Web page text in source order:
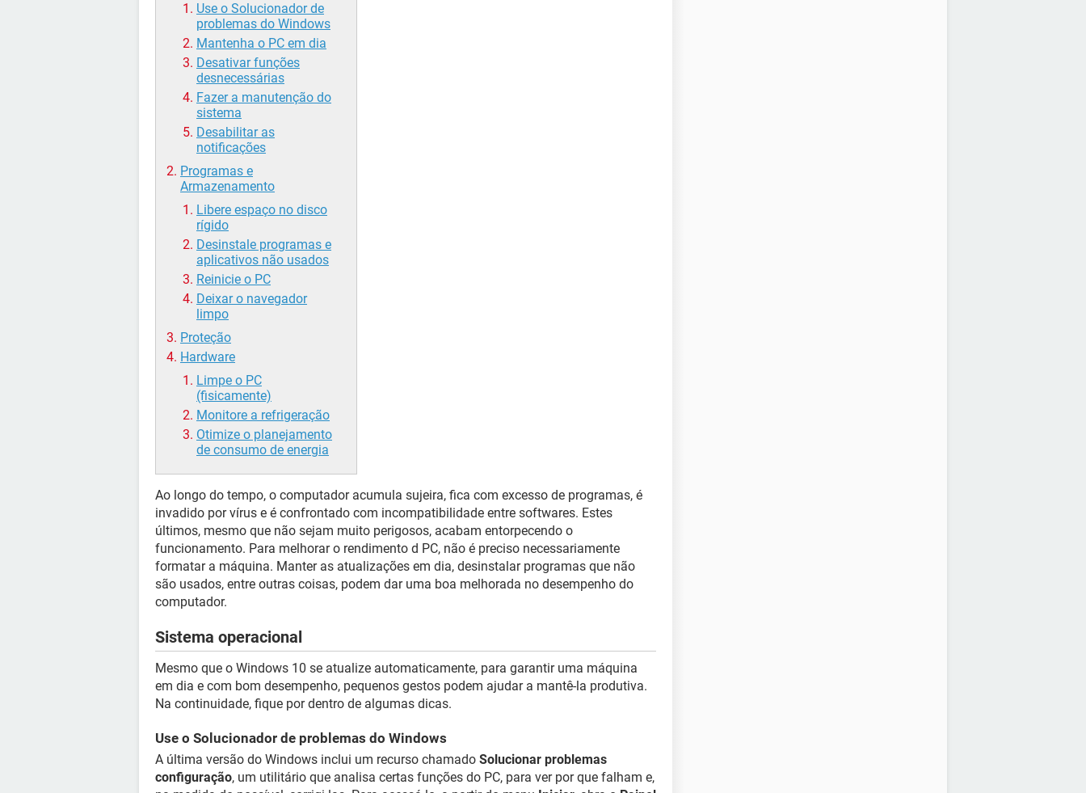
Use o Solucionador de
problemas do Windows
Mantenha o PC em dia
Desativar funções
desnecessárias
Fazer a manutenção do
sistema
Desabilitar as
notificações
Programas e
Armazenamento
Libere espaço no disco
rígido
Desinstale programas e
aplicativos não usados
Reinicie o PC
Deixar o navegador
limpo
Proteção
Hardware
Limpe o PC
(fisicamente)
Monitore a refrigeração
Otimize o planejamento
de consumo de energia
Ao longo do tempo, o computador acumula sujeira, fica com excesso de programas, é
invadido por vírus e é confrontado com incompatibilidade entre softwares. Estes
últimos, mesmo que não sejam muito perigosos, acabam entorpecendo o
funcionamento. Para melhorar o rendimento d PC, não é preciso necessariamente
formatar a máquina. Manter as atualizações em dia, desinstalar programas que não
são usados, entre outras coisas, podem dar uma boa melhorada no desempenho do
computador.
Sistema operacional
Mesmo que o Windows 10 se atualize automaticamente, para garantir uma máquina
em dia e com bom desempenho, pequenos gestos podem ajudar a mantê-la produtiva.
Na continuidade, fique por dentro de algumas dicas.
Use o Solucionador de problemas do Windows
A última versão do Windows inclui um recurso chamado Solucionar problemas
configuração, um utilitário que analisa certas funções do PC, para ver por que falham e,